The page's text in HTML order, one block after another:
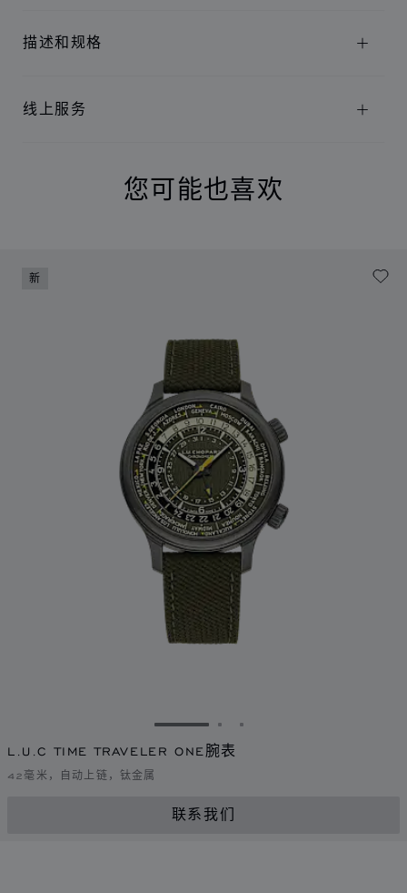
描述和规格
线上服务
您可能也喜欢
新
转到幻灯片 1转到幻灯片 2
转到幻灯片 3
L.U.C TIME TRAVELER ONE腕表
42毫米，自动上链，钛金属
联系我们